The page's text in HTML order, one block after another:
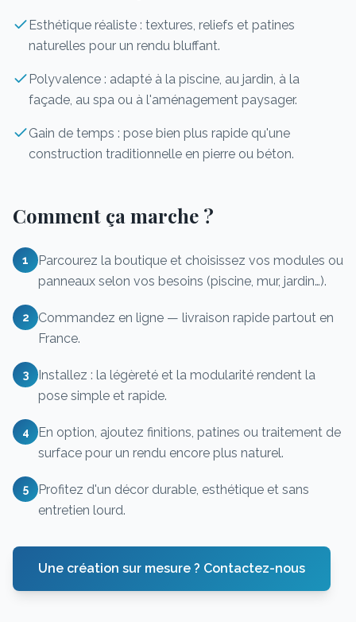
Esthétique réaliste : textures, reliefs et patines
naturelles pour un rendu bluffant.
Polyvalence : adapté à la piscine, au jardin, à la
façade, au spa ou à l'aménagement paysager.
Gain de temps : pose bien plus rapide qu'une
construction traditionnelle en pierre ou béton.
Comment ça marche ?
1
Parcourez la boutique et choisissez vos modules ou
panneaux selon vos besoins (piscine, mur, jardin…).
2
Commandez en ligne — livraison rapide partout en
France.
3
Installez : la légèreté et la modularité rendent la
pose simple et rapide.
4
En option, ajoutez finitions, patines ou traitement de
surface pour un rendu encore plus naturel.
5
Profitez d'un décor durable, esthétique et sans
entretien lourd.
Une création sur mesure ? Contactez-nous